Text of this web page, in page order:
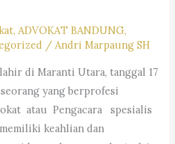
,ADVOKAT BANDUNG,
/Andri Marpaung SH
di Maranti Utara, tanggal 17
yang berprofesi
atau Pengacara spesialis
keahlian dan